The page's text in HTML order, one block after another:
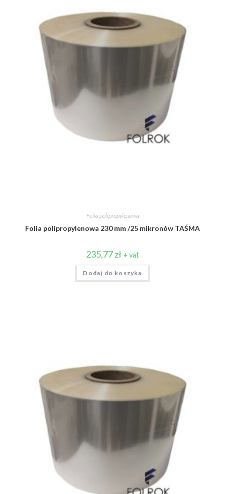
Folia polipropylenowa
Folia polipropylenowa 230 mm /25 mikronów TAŚMA
235,77zł + vat
Dodaj do koszyka